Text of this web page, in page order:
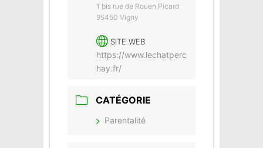
1 bis rue de Rouen Picard
95450 Vigny
SITE WEB
https://www.lechatperc
hay.fr/
CATÉGORIE
Parentalité